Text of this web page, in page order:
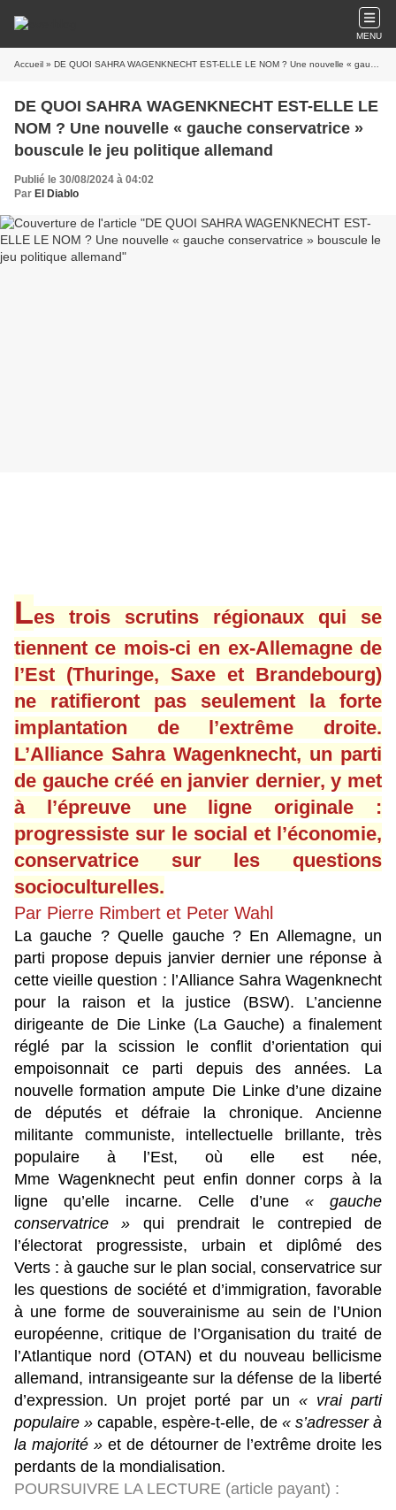
MENU
Accueil » DE QUOI SAHRA WAGENKNECHT EST-ELLE LE NOM ? Une nouvelle « gauche conservatrice » bouscule le jeu politique allemand
DE QUOI SAHRA WAGENKNECHT EST-ELLE LE
NOM ? Une nouvelle « gauche conservatrice »
bouscule le jeu politique allemand
Publié le 30/08/2024 à 04:02
Par El Diablo
Les trois scrutins régionaux qui se
tiennent ce mois-ci en ex-Allemagne de
l’Est (Thuringe, Saxe et Brandebourg)
ne ratifieront pas seulement la forte
implantation de l’extrême droite.
L’Alliance Sahra Wagenknecht, un parti
de gauche créé en janvier dernier, y met
à l’épreuve une ligne originale :
progressiste sur le social et l’économie,
conservatrice sur les questions
socioculturelles.
Par Pierre Rimbert et Peter Wahl
La gauche ? Quelle gauche ? En Allemagne, un
parti propose depuis janvier dernier une réponse à
cette vieille question : l’Alliance Sahra Wagenknecht
pour la raison et la justice (BSW). L’ancienne
dirigeante de Die Linke (La Gauche) a finalement
réglé par la scission le conflit d’orientation qui
empoisonnait ce parti depuis des années. La
nouvelle formation ampute Die Linke d’une dizaine
de députés et défraie la chronique. Ancienne
militante communiste, intellectuelle brillante, très
populaire à l’Est, où elle est née,
Mme Wagenknecht peut enfin donner corps à la
ligne qu’elle incarne. Celle d’une « gauche
conservatrice » qui prendrait le contrepied de
l’électorat progressiste, urbain et diplômé des
Verts : à gauche sur le plan social, conservatrice sur
les questions de société et d’immigration, favorable
à une forme de souverainisme au sein de l’Union
européenne, critique de l’Organisation du traité de
l’Atlantique nord (OTAN) et du nouveau bellicisme
allemand, intransigeante sur la défense de la liberté
d’expression. Un projet porté par un « vrai parti
populaire » capable, espère-t-elle, de « s’adresser à
la majorité » et de détourner de l’extrême droite les
perdants de la mondialisation.
POURSUIVRE LA LECTURE (article payant) :